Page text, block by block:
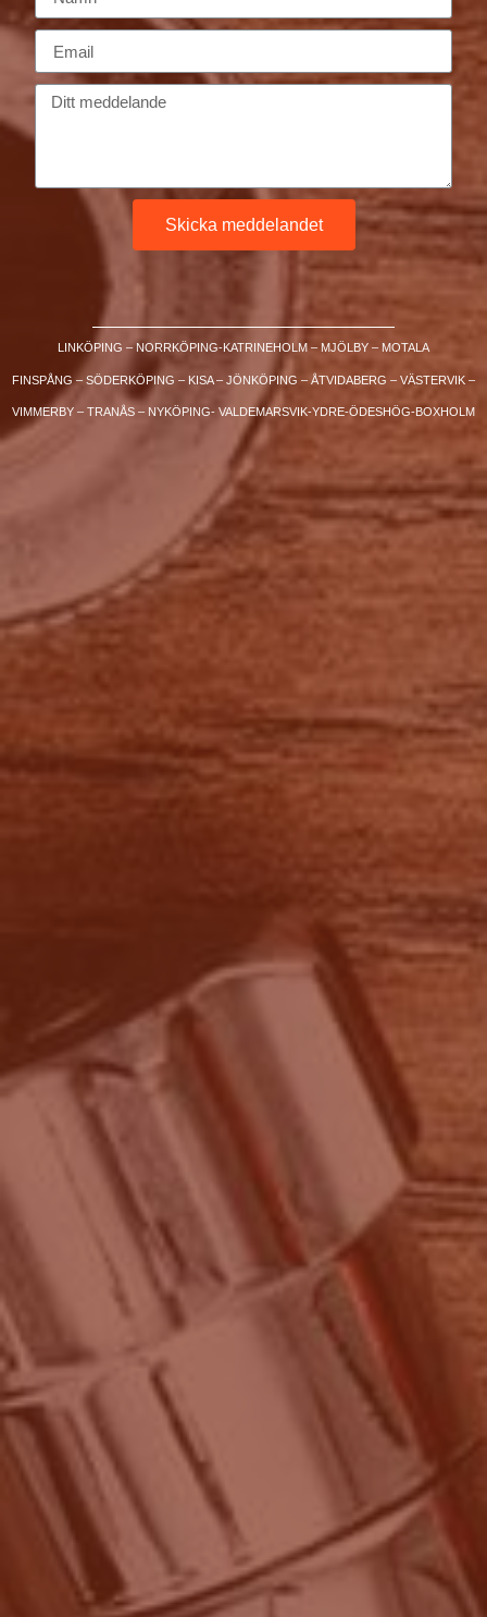
Skicka meddelandet
LINKÖPING – NORRKÖPING-KATRINEHOLM – MJÖLBY – MOTALA
FINSPÅNG – SÖDERKÖPING – KISA – JÖNKÖPING – ÅTVIDABERG – VÄSTERVIK –
VIMMERBY – TRANÅS – NYKÖPING- VALDEMARSVIK-YDRE-ÖDESHÖG-BOXHOLM